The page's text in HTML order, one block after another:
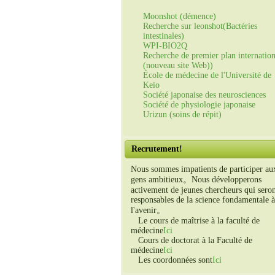
Moonshot (démence)
Recherche sur leonshot(Bactéries
intestinales)
WPI-BIO2Q
Recherche de premier plan
(nouveau site Web))
École de médecine de l'Université de
Keio
Société japonaise des neurosciences
Société de physiologie japonaise
Urizun (soins de répit)
Recrutement!
Nous sommes impatients de participer
gens ambitieux。Nous développerons
activement de jeunes chercheurs qui
responsables de la science fondamentale à
l'avenir。
Le cours de maîtrise à la faculté de
médecineIci
Cours de doctorat à la Faculté de
médecineIci
Les coordonnées sontIci